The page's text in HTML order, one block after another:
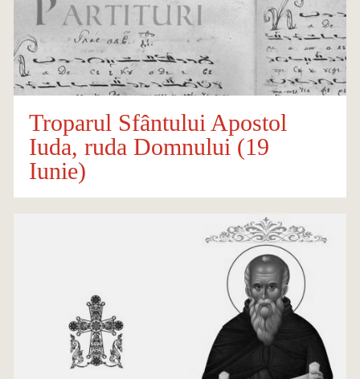
Troparul Sfântului Apostol
Iuda, ruda Domnului (19
Iunie)